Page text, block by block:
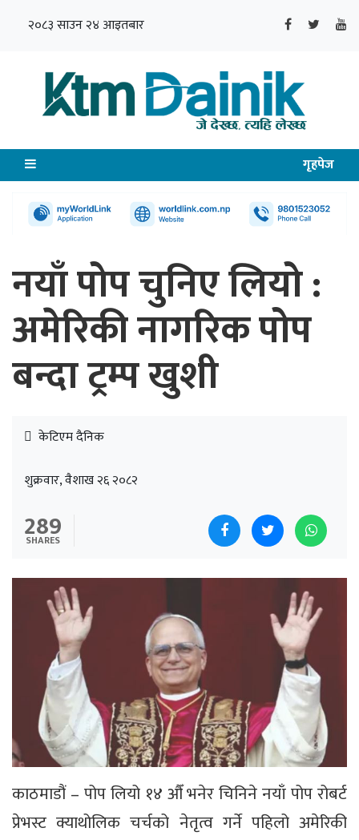
२०८३ साउन २४ आइतबार
गृहपेज
नयाँ पोप चुनिए लियो :
अमेरिकी नागरिक पोप
बन्दा ट्रम्प खुशी
केटिएम दैनिक
शुक्रवार, वैशाख २६ २०८२
289
SHARES
काठमाडौं – पोप लियो १४ औँ भनेर चिनिने नयाँ पोप रोबर्ट
प्रेभस्ट क्याथोलिक चर्चको नेतृत्व गर्ने पहिलो अमेरिकी